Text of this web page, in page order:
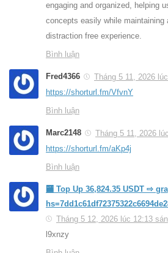
engaging and organized, helping
concepts easily while maintaining
distraction free experience.
Bình luận
Fred4366
Tháng 5 11, 2026
https://shorturl.fm/VfvnY
Bình luận
Marc2148
Tháng 5 11, 2026
https://shorturl.fm/aKp4j
Bình luận
🏧 Top Up 36,824.35 USDT ⇨
Tháng 5 12, 2026 lúc 12:13
l9xnzy